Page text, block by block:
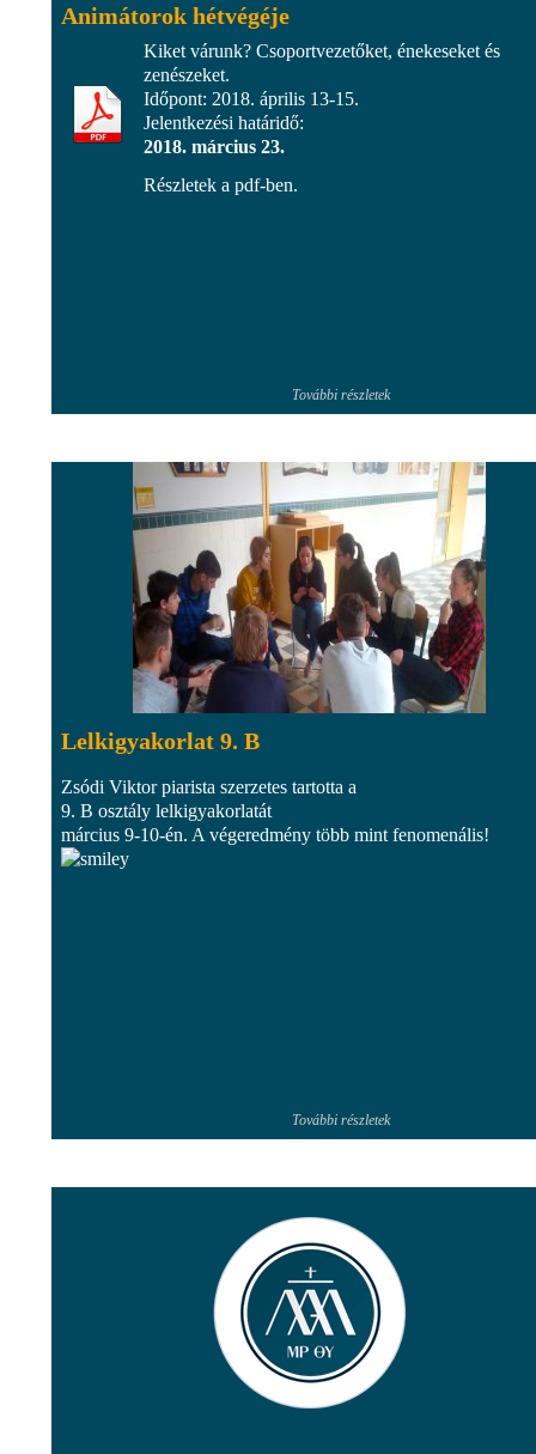
Animátorok hétvégéje
Kiket várunk? Csoportvezetőket, énekeseket és
zenészeket.
Időpont: 2018. április 13-15.
Jelentkezési határidő:
2018. március 23.
Részletek a pdf-ben.
További részletek
Lelkigyakorlat 9. B
Zsódi Viktor piarista szerzetes tartotta a
9. B osztály lelkigyakorlatát
március 9-10-én. A végeredmény több mint fenomenális!
További részletek